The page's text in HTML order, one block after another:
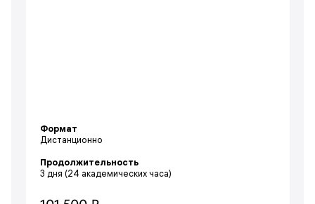
Формат
Дистанционно
Продолжительность
3 дня (24 академических часа)